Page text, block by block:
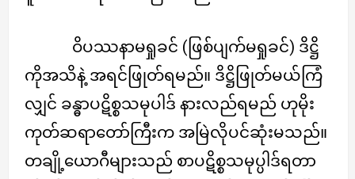
ဝိပဿနာမရှုခင် (ဖြစ်ပျက်မရှုခင်) ဒိဋ္ဌိ
ကိုအသိနဲ့ အရင်ဖြုတ်ရမည်။ ဒိဋ္ဌိဖြုတ်မယ်ကြံ
လျှင် ခန္ဓာပဋိစ္စသမုပါဒ် နားလည်ရမည် ဟုမိုး
ကုတ်ဆရာတော်ကြီးက အမြဲလိုပင်ဆုံးမသည်။
တချို့ယောဂီများသည် စာပဋိစ္စသမုပ္ပါဒ်ရတာ